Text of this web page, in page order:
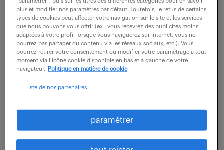
12 mois après l’embauche)s’estime à plus de
30 000€ .
Alors si vous pensez avoir trouvé la perle rare,
premier mois ?).
“paramétrer”, puis sur les titres des différentes catégories pour en savoir
plus et modifier nos paramètres par défaut. Toutefois, le refus de certains
types de cookies peut affecter votre navigation sur le site et les services
que nous pouvons vous offrir (ex : vous recevrez des publicités moins
adaptées à votre profil lorsque vous naviguerez sur Internet, vous ne
pourrez pas partager du contenu via les réseaux sociaux, etc.). Vous
pourrez retirer votre consentement ou modifier votre paramétrage à tout
moment via l’icône cookie disponible en bas et à gauche de votre
navigateur.
Politique en matière de cookie
Liste de nos partenaires
paramétrer